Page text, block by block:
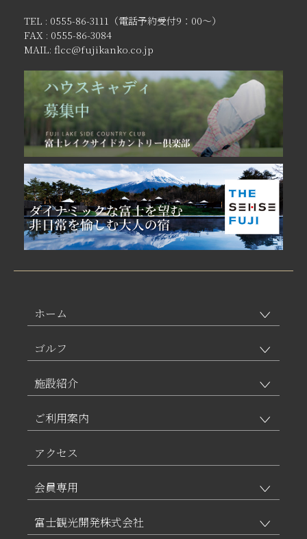
TEL : 0555-86-3111（電話予約受付9：00〜）
FAX : 0555-86-3084
MAIL: flcc@fujikanko.co.jp
ホーム
ゴルフ
施設紹介
ご利用案内
アクセス
会員専用
富士観光開発株式会社